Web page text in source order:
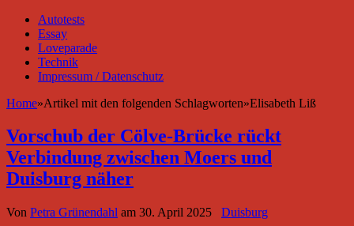
Autotests
Essay
Loveparade
Technik
Impressum / Datenschutz
Home»Artikel mit den folgenden Schlagworten»Elisabeth Liß
Vorschub der Cölve-Brücke rückt
Verbindung zwischen Moers und
Duisburg näher
Von Petra Grünendahl am 30. April 2025 Duisburg